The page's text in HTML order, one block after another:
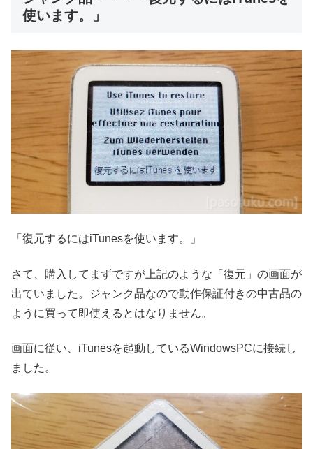
使います。」
「復元するにはiTunesを使います。」
さて、購入してまずですが上記のような「復元」の画面が
出ていました。ジャンク品なので動作保証付きの中古品の
ように買って即使えるとはなりません。
画面に従い、iTunesを起動しているWindowsPCに接続し
ました。